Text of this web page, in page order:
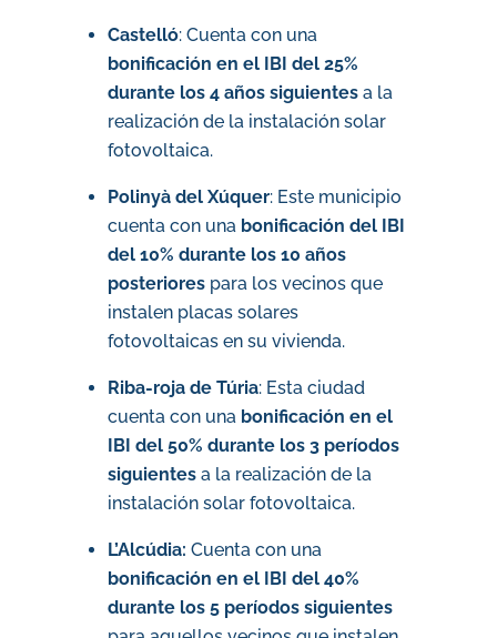
Castelló: Cuenta con una
bonificación en el IBI del 25%
durante los 4 años siguientesa la
realización de la instalación solar
fotovoltaica.
Polinyà del Xúquer: Este municipio
cuenta con una bonificación del IBI
del 10% durante los 10 años
posteriorespara los vecinos que
instalen placas solares
fotovoltaicas en su vivienda.
Riba-roja de Túria: Esta ciudad
cuenta con una bonificación en el
IBI del 50% durante los 3 períodos
siguientesa la realización de la
instalación solar fotovoltaica.
L’Alcúdia: Cuenta con una
bonificación en el IBI del 40%
durante los 5 períodos siguientes